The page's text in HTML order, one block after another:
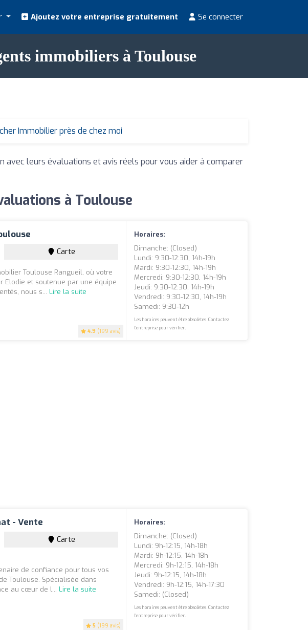
Ajoutez votre entreprise gratuitement Se connecter
immobiliers à Toulouse
Immobilier près de chez moi
avec leurs évaluations et avis réels pour vous aider à comparer
à Toulouse
4.9 (199 avis)
Carte
Toulouse Rangueil, où votre
Elodie et soutenue par une équipe
nous s...Lire la suite
Horaires:
Dimanche: (closed)
Lundi: 9:30-12:30, 14h-19h
Mardi: 9:30-12:30, 14h-19h
Mercredi: 9:30-12:30, 14h-19h
Jeudi: 9:30-12:30, 14h-19h
Vendredi: 9:30-12:30, 14h-19h
Samedi: 9:30-12h
Les horaires peuvent être obsolètes. Contactez
l'entreprise pour vérifier.
- Vente
5 (199 avis)
Carte
de confiance pour tous vos
Toulouse. Spécialisée dans
au cœur de l...Lire la suite
Horaires:
Dimanche: (closed)
Lundi: 9h-12:15, 14h-18h
Mardi: 9h-12:15, 14h-18h
Mercredi: 9h-12:15, 14h-18h
Jeudi: 9h-12:15, 14h-18h
Vendredi: 9h-12:15, 14h-17:30
Samedi: (closed)
Les horaires peuvent être obsolètes. Contactez
l'entreprise pour vérifier.